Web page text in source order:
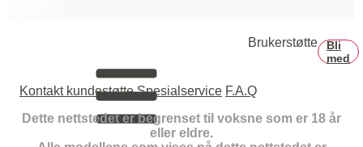
Brukerstøtte
Bli
med
Kontakt kundestøtte Spesialservice F.A.Q
Dette nettstedet er begrenset til voksne som er 18 år
eller eldre.